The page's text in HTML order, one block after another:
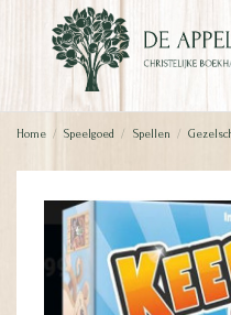
Home Speelgoed Spellen